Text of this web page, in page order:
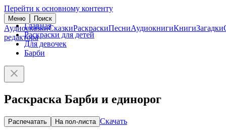
Перейти к основному контенту
Меню Поиск
АудиосказкиСказкиРаскраскиПесниАудиокнигиКнигиЗагадки
редактора
Главная
Раскраски для детей
Для девочек
Барби
Раскраска Барби и единорог
Распечатать На пол-листа Скачать